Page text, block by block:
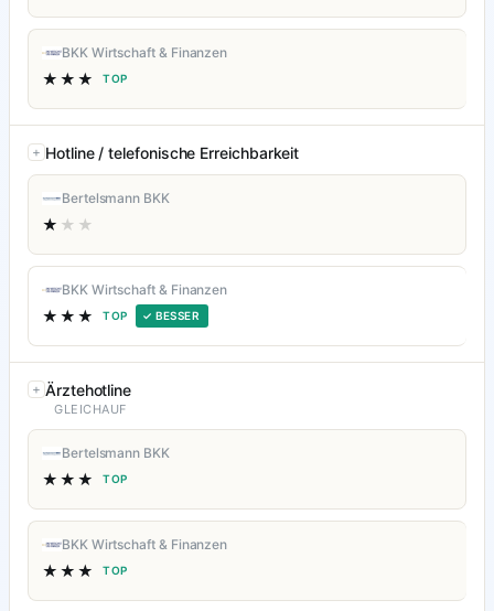
BKK Wirtschaft & Finanzen
★★★ TOP
Hotline / telefonische Erreichbarkeit
Bertelsmann BKK
★ ★★
BKK Wirtschaft & Finanzen
★★★ TOP ✓ BESSER
Ärztehotline
GLEICHAUF
Bertelsmann BKK
★★★ TOP
BKK Wirtschaft & Finanzen
★★★ TOP